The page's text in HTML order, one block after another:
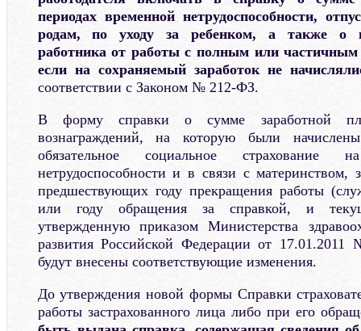
периодах временной нетрудоспособности,
родам, по уходу за ребенком, а также о
работника от работы с полным или частичным
если на сохраняемый заработок не
соответствии с Законом № 212-ФЗ.
В форму справки о сумме заработной
вознаграждений, на которую были
обязательное социальное страхование
нетрудоспособности и в связи с материнством,
предшествующих году прекращения работы
или году обращения за справкой, и
утвержденную приказом Министерства
развития Российской Федерации от
будут внесены соответствующие изменения.
До утверждения новой формы Справки
работы застрахованного лица либо при его